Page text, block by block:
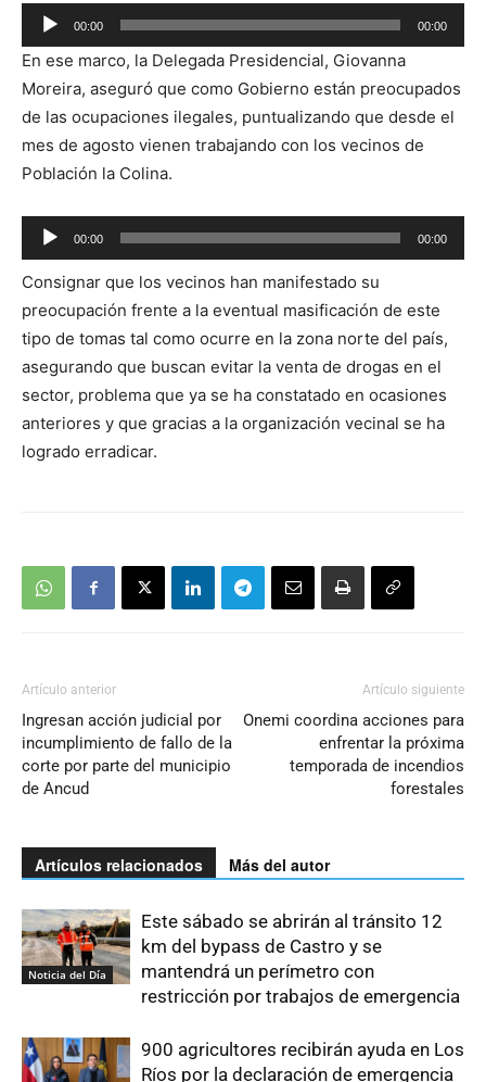
Reproductor
de
audio
00:00 00:00
En ese marco, la Delegada Presidencial, Giovanna
Moreira, aseguró que como Gobierno están preocupados
de las ocupaciones ilegales, puntualizando que desde el
mes de agosto vienen trabajando con los vecinos de
Población la Colina.
Reproductor
de
audio
00:00 00:00
Consignar que los vecinos han manifestado su
preocupación frente a la eventual masificación de este
tipo de tomas tal como ocurre en la zona norte del país,
asegurando que buscan evitar la venta de drogas en el
sector, problema que ya se ha constatado en ocasiones
anteriores y que gracias a la organización vecinal se ha
logrado erradicar.
Artículo anterior
Ingresan acción judicial por
incumplimiento de fallo de la
corte por parte del municipio
de Ancud
Artículo siguiente
Onemi coordina acciones para
enfrentar la próxima
temporada de incendios
forestales
Artículos relacionados Más del autor
Noticia del Día
Este sábado se abrirán al tránsito 12
km del bypass de Castro y se
mantendrá un perímetro con
restricción por trabajos de emergencia
900 agricultores recibirán ayuda en Los
Ríos por la declaración de emergencia